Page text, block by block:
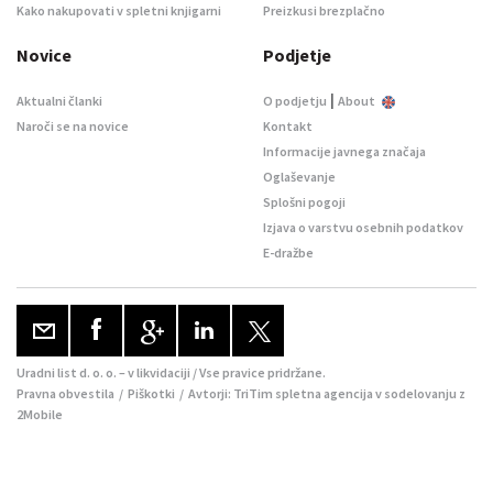
Kako nakupovati v spletni knjigarni
Preizkusi brezplačno
Novice
Aktualni članki
Naroči se na novice
Podjetje
O podjetju | About
Kontakt
Informacije javnega značaja
Oglaševanje
Splošni pogoji
Izjava o varstvu osebnih podatkov
E-dražbe
Uradni list d. o. o. – v likvidaciji / Vse pravice pridržane.
Pravna obvestila / Piškotki / Avtorji: TriTim spletna agencija v sodelovanju z
2Mobile